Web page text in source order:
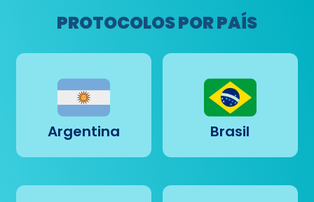
PROTOCOLOS POR PAÍS
Argentina Brasil